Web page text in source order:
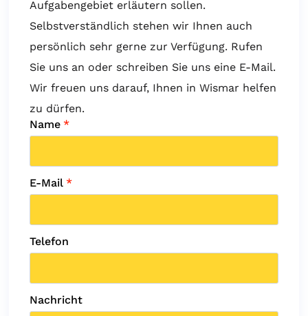
Aufgabengebiet erläutern sollen.
Selbstverständlich stehen wir Ihnen auch
persönlich sehr gerne zur Verfügung. Rufen
Sie uns an oder schreiben Sie uns eine E-Mail.
Wir freuen uns darauf, Ihnen in Wismar helfen
zu dürfen.
Name *
E-Mail *
Telefon
Nachricht